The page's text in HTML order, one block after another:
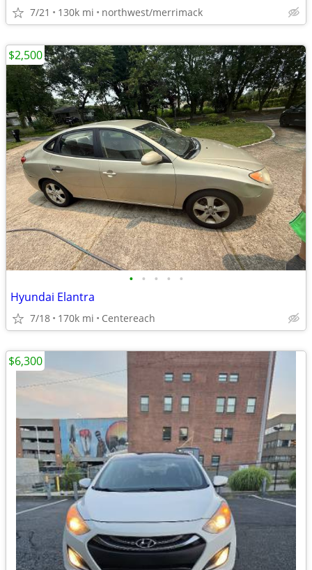
7/21 130k mi northwest/merrimack
• • • • •
Hyundai Elantra
7/18 170k mi Centereach
$2,500
$6,300